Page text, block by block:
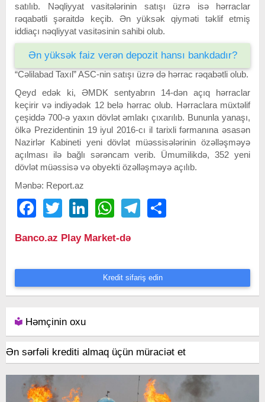
satılıb. Nəqliyyat vasitələrinin satışı üzrə isə hərraclar
rəqabətli şəraitdə keçib. Ən yüksək qiyməti təklif etmiş
iddiaçı nəqliyyat vasitəsinin sahibi olub.
Ən yüksək faiz verən depozit hansı bankdadır?
“Cəlilabad Taxıl” ASC-nin satışı üzrə də hərrac rəqabətli olub.
Qeyd edək ki, ƏMDK sentyabrın 14-dən açıq hərraclar
keçirir və indiyədək 12 belə hərrac olub. Hərraclara müxtəlif
çeşiddə 700-ə yaxın dövlət əmlakı çıxarılıb. Bununla yanaşı,
ölkə Prezidentinin 19 iyul 2016-cı il tarixli fərmanına əsasən
Nazirlər Kabineti yeni dövlət müəssisələrinin özəlləşməyə
açılması ilə bağlı sərəncam verib. Ümumilikdə, 352 yeni
dövlət müəssisə və obyekti özəlləşməyə açılıb.
Mənbə: Report.az
FacebookTwitter LinkedIn WhatsAppTelegram
Banco.az Play Market-də
Kredit sifariş edin
Həmçinin oxu
Ən sərfəli krediti almaq üçün müraciət et